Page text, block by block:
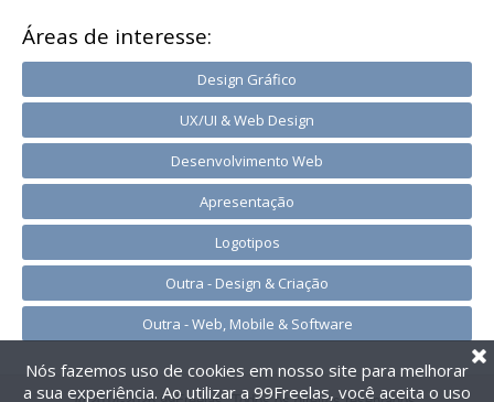
Áreas de interesse:
Design Gráfico
UX/UI & Web Design
Desenvolvimento Web
Apresentação
Logotipos
Outra - Design & Criação
Outra - Web, Mobile & Software
Nós fazemos uso de cookies em nosso site para melhorar
a sua experiência. Ao utilizar a 99Freelas, você aceita o uso